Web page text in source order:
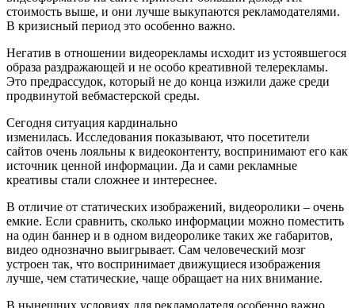
стоимость выше, и они лучше выкупаются рекламодателями.
В кризисный период это особенно важно.
Негатив в отношении видеорекламы исходит из устоявшегося
образа раздражающей и не особо креативной телерекламы.
Это предрассудок, который не до конца изжили даже среди
продвинутой вебмастерской среды.
Сегодня ситуация кардинально
изменилась. Исследования показывают, что посетители
сайтов очень лояльны к видеоконтенту, воспринимают его как
источник ценной информации. Да и сами рекламные
креативы стали сложнее и интереснее.
В отличие от статических изображений, видеоролики – очень
емкие. Если сравнить, сколько информации можно поместить
на один баннер и в одном видеоролике таких же габаритов,
видео однозначно выигрывает. Сам человеческий мозг
устроен так, что воспринимает движущиеся изображения
лучше, чем статические, чаще обращает на них внимание.
В нынешних условиях для рекламодателя особенно важно